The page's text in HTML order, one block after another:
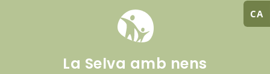
CA
La Selva amb nens